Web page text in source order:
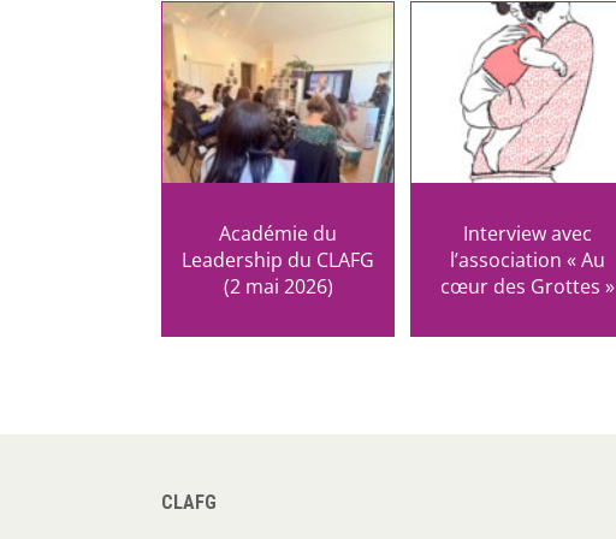
Académie du
Leadership du CLAFG
(2 mai 2026)
Interview avec
l’association « Au
cœur des Grottes »
CLAFG